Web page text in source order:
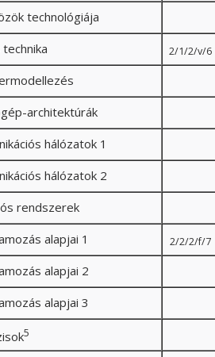
technológiája
2/1/2/v/6
architektúrák
hálózatok 1
hálózatok 2
rendszerek
alapjai 1 2/2/2/f/7
alapjai 2
alapjai 3
5